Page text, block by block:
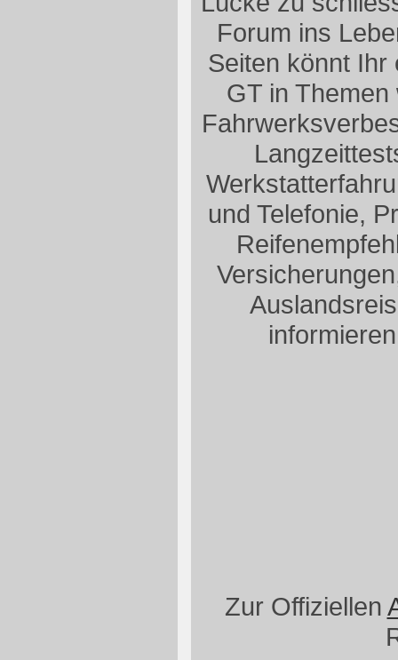
Forum ins
Seiten könnt Ihr
GT in Themen
und Telefonie,
Zur Offiziellen